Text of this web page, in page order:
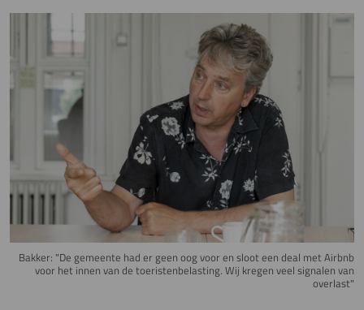
Bakker: "De gemeente had er geen oog voor en sloot een deal met Airbnb
voor het innen van de toeristenbelasting. Wij kregen veel signalen van
overlast"